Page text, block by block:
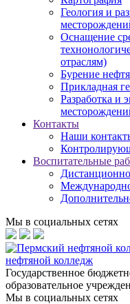
Геология и
Оснащение
отраслям)
Бурение
Прикладная
Разработка и
Контакты
Наши
Воспитательные
Мы в социальных сетях
нефтяной колледж
Государственное
образовательное
Мы в социальных сетях